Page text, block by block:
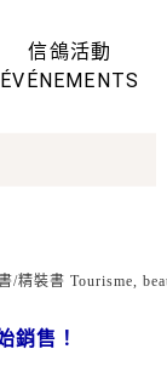
信鴿活動
ÉVÉNEMENTS
/精裝書 Tourisme,
銷售！